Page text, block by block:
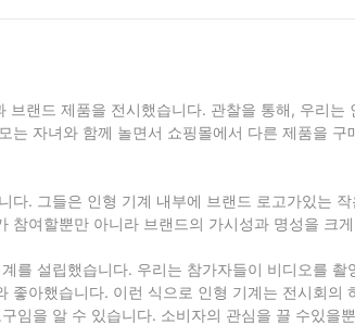
랜드 제품을 전시했습니다. 관찰을 통해, 우리는
자녀와 함께 놀면서 쇼핑몰에서 다른 제품을 구
. 그들은 인형 기계 내부에 브랜드 로고가있는 작
여할뿐만 아니라 브랜드의 가시성과 명성을 크
를 설립했습니다. 우리는 참가자들이 비디오를 촬
아했습니다. 이런 식으로 인형 기계는 전시회의
임을 알 수 있습니다. 소비자의 관심을 끌 수있을